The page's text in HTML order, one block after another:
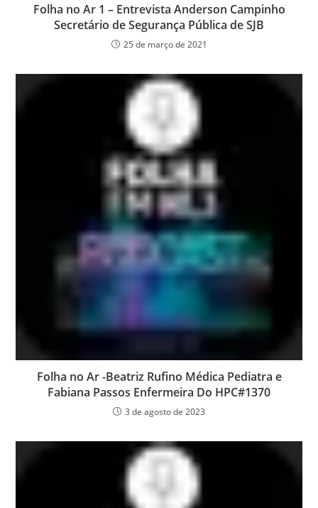
Folha no Ar 1 – Entrevista Anderson Campinho
Secretário de Segurança Pública de SJB
25 de março de 2021
Folha no Ar -Beatriz Rufino Médica Pediatra e
Fabiana Passos Enfermeira Do HPC#1370
3 de agosto de 2023